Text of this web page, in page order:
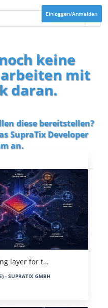
Einloggen/Anmelden
keine
mit
daran.
diese bereitstellen?
SupraTix Developer
an.
layer for t…
- SUPRATIX GMBH